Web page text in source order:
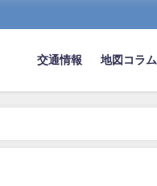
交通情報 地図コラム